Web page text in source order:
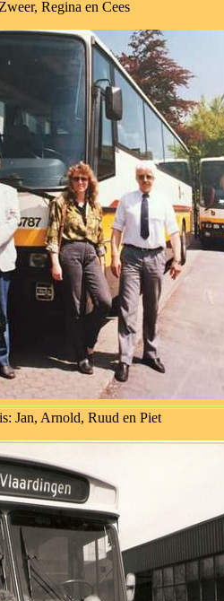
Regina en Cees
Jan, Arnold, Ruud en Piet